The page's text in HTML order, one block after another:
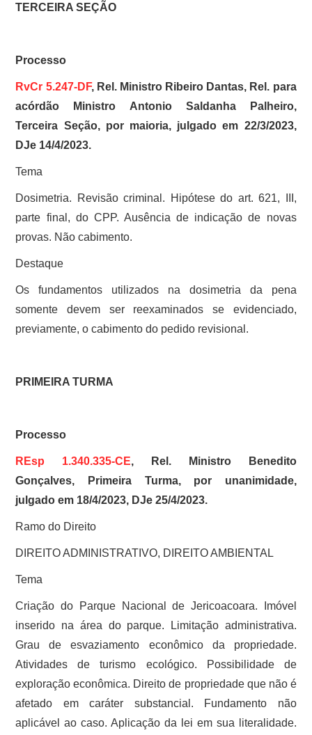
TERCEIRA SEÇÃO
Processo
RvCr 5.247-DF, Rel. Ministro Ribeiro Dantas, Rel. para
acórdão Ministro Antonio Saldanha Palheiro,
Terceira Seção, por maioria, julgado em 22/3/2023,
DJe 14/4/2023.
Tema
Dosimetria. Revisão criminal. Hipótese do art. 621, III,
parte final, do CPP. Ausência de indicação de novas
provas. Não cabimento.
Destaque
Os fundamentos utilizados na dosimetria da pena
somente devem ser reexaminados se evidenciado,
previamente, o cabimento do pedido revisional.
PRIMEIRA TURMA
Processo
REsp 1.340.335-CE, Rel. Ministro Benedito
Gonçalves, Primeira Turma, por unanimidade,
julgado em 18/4/2023, DJe 25/4/2023.
Ramo do Direito
DIREITO ADMINISTRATIVO, DIREITO AMBIENTAL
Tema
Criação do Parque Nacional de Jericoacoara. Imóvel
inserido na área do parque. Limitação administrativa.
Grau de esvaziamento econômico da propriedade.
Atividades de turismo ecológico. Possibilidade de
exploração econômica. Direito de propriedade que não é
afetado em caráter substancial. Fundamento não
aplicável ao caso. Aplicação da lei em sua literalidade.